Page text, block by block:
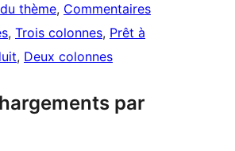
thème, Commentaires
, Trois colonnes, Prêt à
, Deux colonnes
par